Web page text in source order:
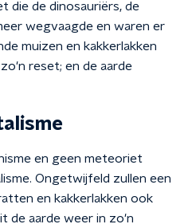
die de dinosauriërs, de
wegvaagde en waren er
muizen en kakkerlakken
reset; en de aarde
en geen meteoriet
Ongetwijfeld zullen een
en kakkerlakken ook
de aarde weer in zo'n